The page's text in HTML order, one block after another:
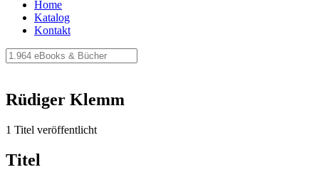
Home
Katalog
Kontakt
Rüdiger Klemm
1 Titel veröffentlicht
Titel